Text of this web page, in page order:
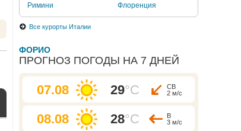
Римини
Флоренция
Все курорты Италии
ФОРИО
ПРОГНОЗ ПОГОДЫ НА 7 ДНЕЙ
07.08 29°C
СВ
2 м/с
08.08 28°C
В
3 м/с